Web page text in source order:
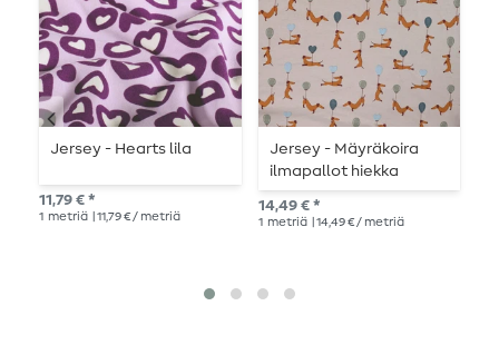
Jersey - Hearts lila
11,79 € *
1 metriä | 11,79 € / metriä
Jersey - Mäyräkoira
ilmapallot hiekka
14,49 € *
1 metriä | 14,49 € / metriä